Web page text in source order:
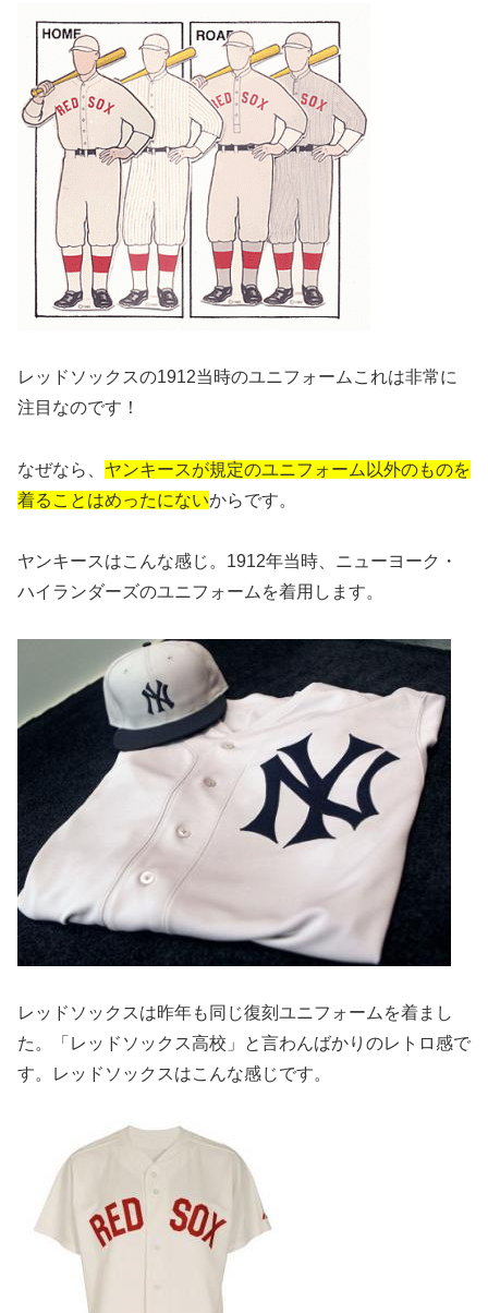
レッドソックスの1912当時のユニフォームこれは非常に
注目なのです！
なぜなら、 ヤンキースが規定のユニフォーム以外のものを
着ることはめったにないからです。
ヤンキースはこんな感じ。1912年当時、ニューヨーク・
ハイランダーズのユニフォームを着用します。
レッドソックスは昨年も同じ復刻ユニフォームを着まし
た。「レッドソックス高校」と言わんばかりのレトロ感で
す。レッドソックスはこんな感じです。